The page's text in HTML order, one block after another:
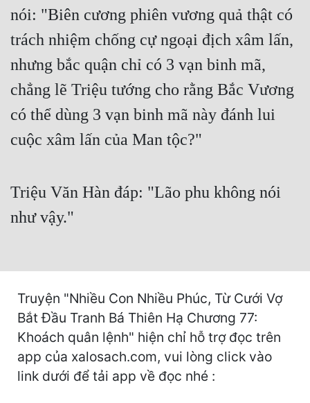
Truyện ngắn
Xa Lộ Dịch
Cung Đấu
Cạnh Kỹ
Cổ Đại
Du Hí
Dị Năng
Gia Đấu
Góc Nhìn Nam
nói: "Biên cương phiên vương quả thật có
trách nhiệm chống cự ngoại địch xâm lấn,
nhưng bắc quận chỉ có 3 vạn binh mã,
chẳng lẽ Triệu tướng cho rằng Bắc Vương
có thể dùng 3 vạn binh mã này đánh lui
cuộc xâm lấn của Man tộc?"
Triệu Văn Hàn đáp: "Lão phu không nói
như vậy."
Truyện "Nhiều Con Nhiều Phúc, Từ Cưới Vợ
Bắt Đầu Tranh Bá Thiên Hạ Chương 77:
Khoách quân lệnh" hiện chỉ hỗ trợ đọc trên
app của xalosach.com, vui lòng click vào
link dưới để tải app về đọc nhé :